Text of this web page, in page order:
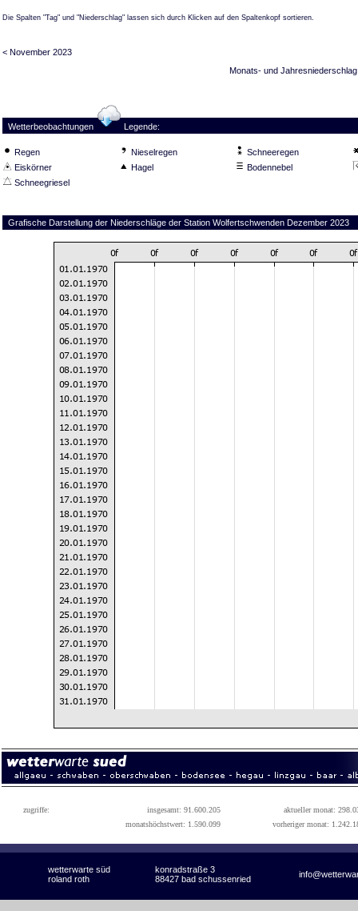
Die Spalten "Tag" und "Niederschlag" lassen sich durch Klicken auf den Spaltenkopf sortieren.
< November 2023
Monats- und Jahresniederschlag
Wetterbeobachtungen Legende:
Regen Nieselregen
Schneeregen
Eiskörner
Hagel
Bodennebel
Schneegriesel
Grafische Darstellung der Niederschläge der Station Wolfertschwenden Dezember 2023
zugriffe: insgesamt: 91.600.205
aktueller monat:
monatshöchstwert: 1.590.099
vorheriger monat:
wetterwarte süd konradstraße 3
roland roth 88427 bad schussenried